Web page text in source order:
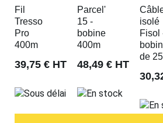
Fil
Tresso
Pro
400m
39,75 € HT
Sous délai
Parcel'
15 -
bobine
400m
48,49 € HT
En stock
isolé
Fisol
de